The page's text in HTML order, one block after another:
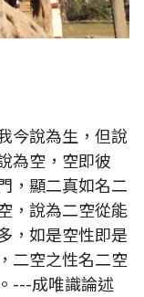
今說為生，但說
為空，空即彼
，顯二真如名二
，說為二空從能
，如是空性即是
二空之性名二空
---成唯識論述